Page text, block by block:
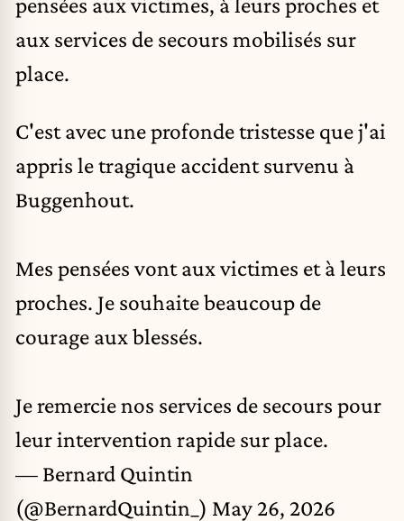
aux services de secours mobilisés sur
place.
C'est avec une profonde tristesse que j'ai
appris le tragique accident survenu à
Buggenhout.
Mes pensées vont aux victimes et à leurs
proches. Je souhaite beaucoup de
courage aux blessés.
Je remercie nos services de secours pour
leur intervention rapide sur place.
— Bernard Quintin
(@BernardQuintin_) May 26, 2026